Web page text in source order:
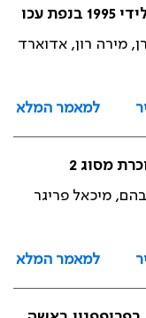
עכו
מירה רון, אדוארד
למאמר המלא
מסוג 2
מיכאל פריגר
למאמר המלא